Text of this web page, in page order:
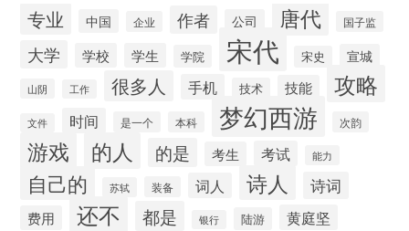
专业 中国 企业 作者 公司 唐代 国子监
大学 学校 学生 学院 宋代 宋史 宣城
山阴 工作 很多人 手机 技术 技能 攻略
文件 时间 是一个 本科 梦幻西游 次韵
游戏 的人 的是 考生 考试 能力
自己的 苏轼 装备 词人 诗人 诗词
费用 还不 都是 银行 陆游 黄庭坚